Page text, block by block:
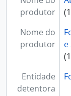
produtor
Nome do
produtor
e
Entidade
detentora